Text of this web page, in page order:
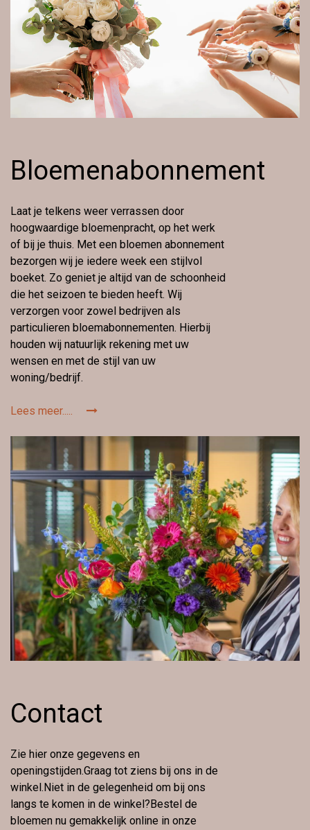
Bloemenabonnement
Laat je telkens weer verrassen door
hoogwaardige bloemenpracht, op het werk
of bij je thuis. Met een bloemen abonnement
bezorgen wij je iedere week een stijlvol
boeket. Zo geniet je altijd van de schoonheid
die het seizoen te bieden heeft. Wij
verzorgen voor zowel bedrijven als
particulieren bloemabonnementen. Hierbij
houden wij natuurlijk rekening met uw
wensen en met de stijl van uw
woning/bedrijf.
Lees meer.....
Contact
Zie hier onze gegevens en
openingstijden.Graag tot ziens bij ons in de
winkel.Niet in de gelegenheid om bij ons
langs te komen in de winkel?Bestel de
bloemen nu gemakkelijk online in onze